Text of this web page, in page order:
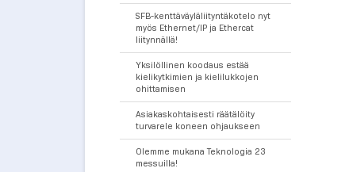
SFB-kenttäväyläliityntäkotelo nyt
myös Ethernet/IP ja Ethercat
liitynnällä!
Yksilöllinen koodaus estää
kielikytkimien ja kielilukkojen
ohittamisen
Asiakaskohtaisesti räätälöity
turvarele koneen ohjaukseen
Olemme mukana Teknologia 23
messuilla!